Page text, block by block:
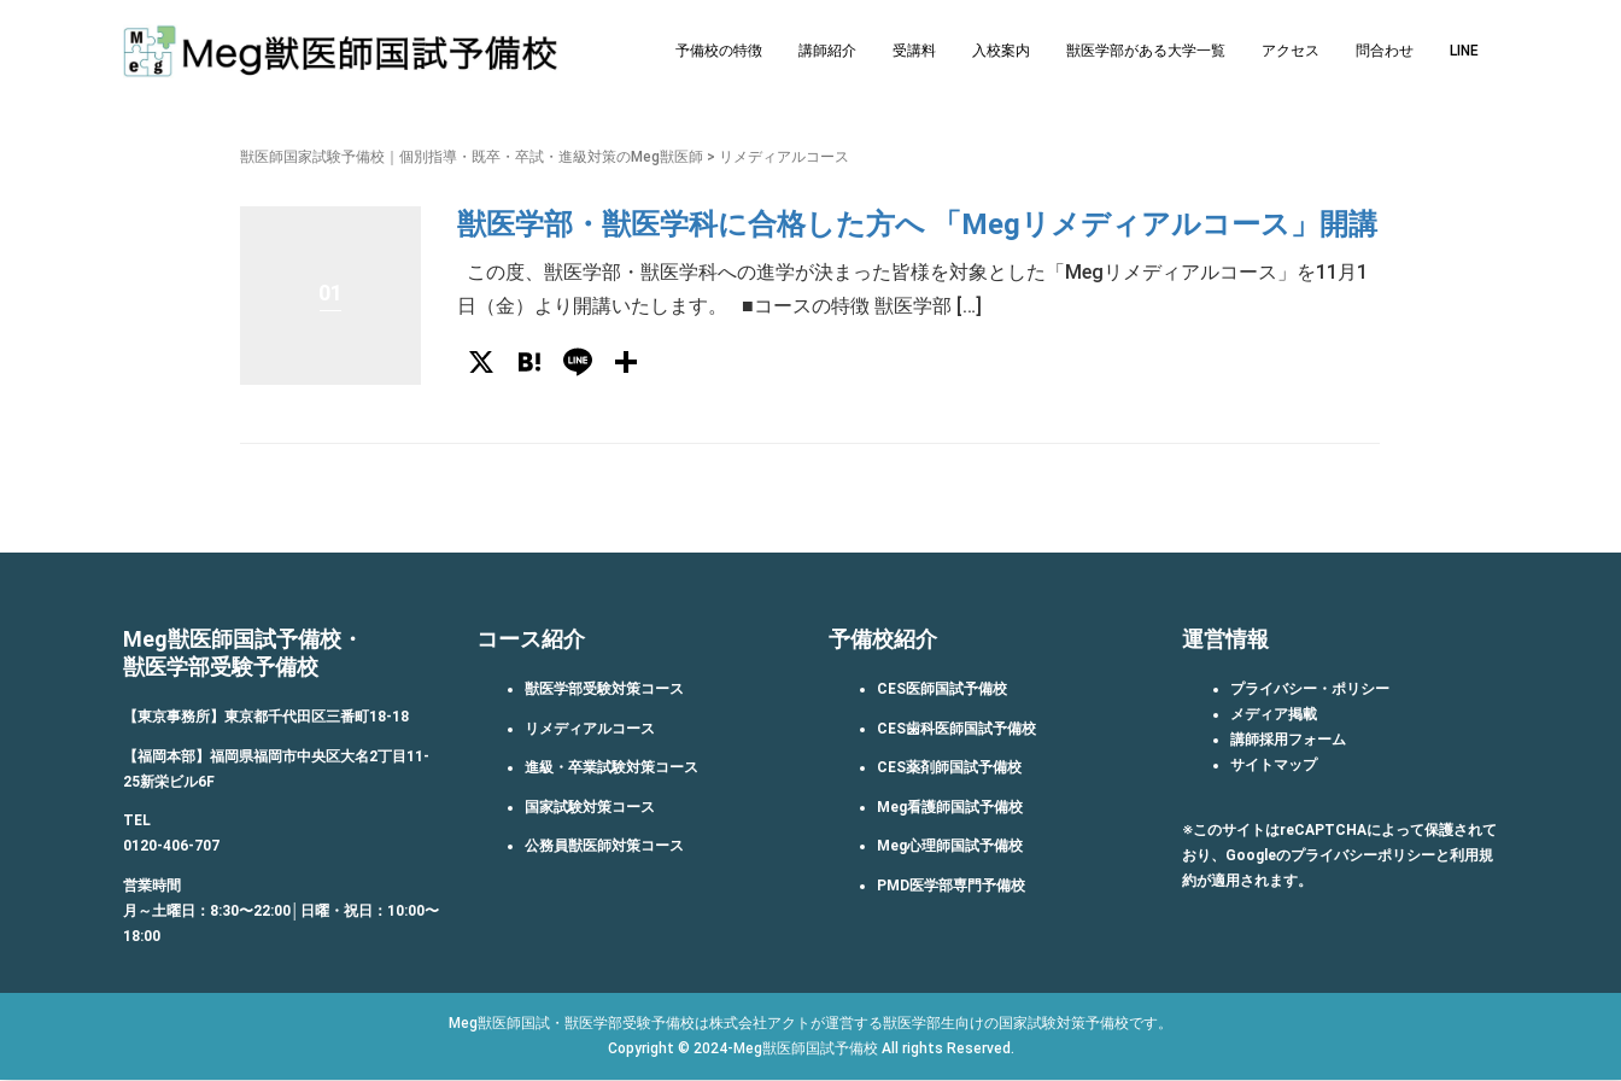
予備校の特徴 講師紹介 受講料 入校案内 獣医学部がある大学一覧 アクセス 問合わせ LINE
獣医師国家試験予備校｜個別指導・既卒・卒試・進級対策のMeg獣医師 > リメディアルコース
獣医学部・獣医学科に合格した方へ 「Megリメディアルコース」開講
この度、獣医学部・獣医学科への進学が決まった皆様を対象とした「Megリメディアルコース」を11月1
日（金）より開講いたします。 ■コースの特徴 獣医学部 […]
X Hatena
Line
Meg獣医師国試予備校・
獣医学部受験予備校
【東京事務所】東京都千代田区三番町18-18
【福岡本部】福岡県福岡市中央区大名2丁目11-
25新栄ビル6F
TEL
0120-406-707
営業時間
月～土曜日：8:30〜22:00│日曜・祝日：10:00〜
18:00
コース紹介
獣医学部受験対策コース
リメディアルコース
進級・卒業試験対策コース
国家試験対策コース
公務員獣医師対策コース
予備校紹介
CES医師国試予備校
CES歯科医師国試予備校
CES薬剤師国試予備校
Meg看護師国試予備校
Meg心理師国試予備校
PMD医学部専門予備校
運営情報
プライバシー・ポリシー
メディア掲載
講師採用フォーム
サイトマップ
※このサイトはreCAPTCHAによって保護されて
おり、Googleのプライバシーポリシーと利用規
約が適用されます。
Meg獣医師国試・獣医学部受験予備校は株式会社アクトが運営する獣医学部生向けの国家試験対策予備校です。
Copyright © 2024-Meg獣医師国試予備校 All rights Reserved.